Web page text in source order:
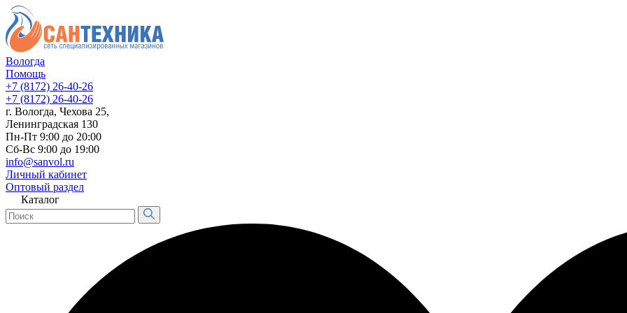
Вологда
Помощь
+7 (8172) 26-40-26
+7 (8172) 26-40-26
г. Вологда, Чехова 25,
Ленинградская 130
Пн-Пт 9:00 до 20:00
Сб-Вс 9:00 до 19:00
info@sanvol.ru
Личный кабинет
Оптовый раздел
Каталог